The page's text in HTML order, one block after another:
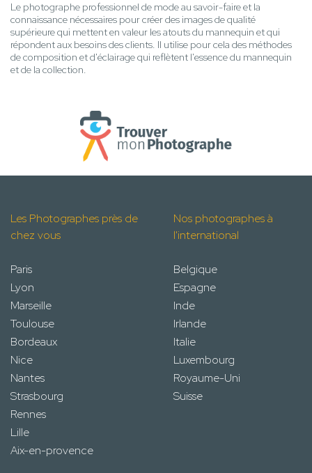
Le photographe professionnel de mode au savoir-faire et la
connaissance nécessaires pour créer des images de qualité
supérieure qui mettent en valeur les atouts du mannequin et qui
répondent aux besoins des clients. Il utilise pour cela des méthodes
de composition et d'éclairage qui reflètent l'essence du mannequin
et de la collection.
Les Photographes près de
chez vous
Paris
Lyon
Marseille
Toulouse
Bordeaux
Nice
Nantes
Strasbourg
Rennes
Lille
Aix-en-provence
Nos photographes à
l'international
Belgique
Espagne
Inde
Irlande
Italie
Luxembourg
Royaume-Uni
Suisse